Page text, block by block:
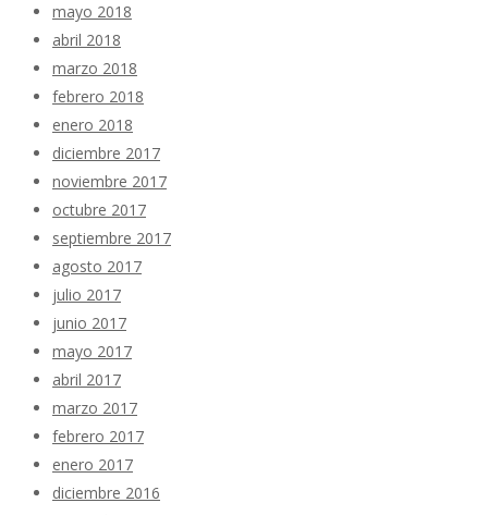
mayo 2018
abril 2018
marzo 2018
febrero 2018
enero 2018
diciembre 2017
noviembre 2017
octubre 2017
septiembre 2017
agosto 2017
julio 2017
junio 2017
mayo 2017
abril 2017
marzo 2017
febrero 2017
enero 2017
diciembre 2016